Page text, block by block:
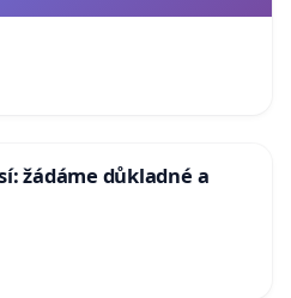
žádáme důkladné a